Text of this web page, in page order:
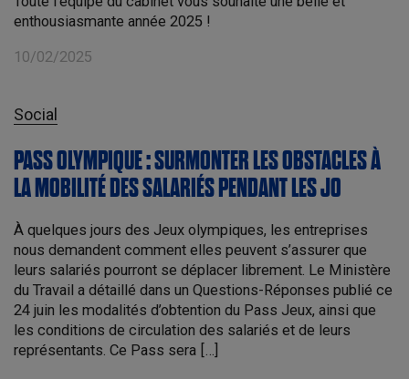
enthousiasmante année 2025 !
10/02/2025
Social
PASS OLYMPIQUE : SURMONTER LES OBSTACLES À
LA MOBILITÉ DES SALARIÉS PENDANT LES JO
À quelques jours des Jeux olympiques, les entreprises
nous demandent comment elles peuvent s’assurer que
leurs salariés pourront se déplacer librement. Le Ministère
du Travail a détaillé dans un Questions-Réponses publié ce
24 juin les modalités d’obtention du Pass Jeux, ainsi que
les conditions de circulation des salariés et de leurs
représentants. Ce Pass sera […]